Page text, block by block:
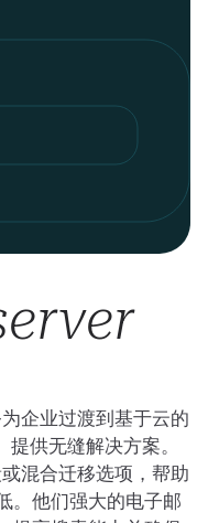
企业过渡到基于云的
供无缝解决方案。
混合迁移选项，帮助
。他们强大的电子邮